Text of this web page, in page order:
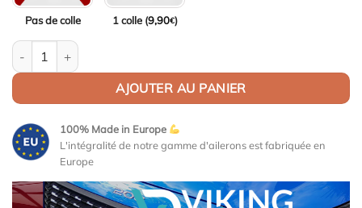
Pas de colle 1 colle (9,90€)
quantité de Aileron Col de cygne V2 pour Mercedes-Benz
AJOUTER AU PANIER
100% Made in Europe
L'intégralité de notre gamme d'ailerons est fabriquée en
Europe